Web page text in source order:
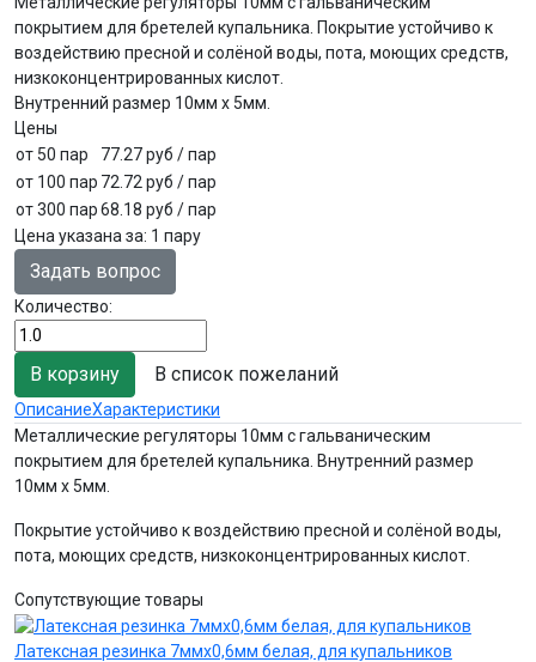
покрытием для бретелей купальника. Покрытие устойчиво к
воздействию пресной и солёной воды, пота, моющих средств,
низкоконцентрированных кислот.
Внутренний размер 10мм х 5мм.
Цены
от 50 пар
77.27 руб / пар
от 100 пар 72.72 руб / пар
от 300 пар68.18 руб / пар
Цена указана за: 1 пару
Задать вопрос
Количество:
В список пожеланий
ОписаниеХарактеристики
Металлические регуляторы 10мм с гальваническим
покрытием для бретелей купальника. Внутренний размер
10мм х 5мм.
Покрытие устойчиво к воздействию пресной и солёной воды,
пота, моющих средств, низкоконцентрированных кислот.
Сопутствующие товары
Латексная резинка 7ммх0,6мм белая, для купальников